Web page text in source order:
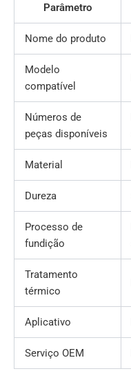
Parâmetro
Nome do produto
Modelo
compatível
Números de
peças disponíveis
Material
Dureza
Processo de
fundição
Tratamento
térmico
Aplicativo
Serviço OEM